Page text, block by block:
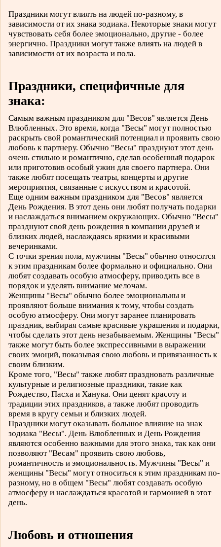
Праздники могут влиять на людей по-разному, в
зависимости от их знака зодиака. Некоторые знаки могут
чувствовать себя более эмоционально, другие - более
энергично. Праздники могут также влиять на людей в
зависимости от их возраста и пола.
Праздники, специфичные для
знака:
Самым важным праздником для "Весов" является День
Влюбленных. Это время, когда "Весы" могут полностью
раскрыть свой романтический потенциал и проявить свою
любовь к партнеру. Обычно "Весы" празднуют этот день
очень стильно и романтично, сделав особенный подарок
или приготовив особый ужин для своего партнера. Они
также любят посещать театры, концерты и другие
мероприятия, связанные с искусством и красотой.
Еще одним важным праздником для "Весов" является
День Рождения. В этот день они любят получать подарки
и наслаждаться вниманием окружающих. Обычно "Весы"
празднуют свой день рождения в компании друзей и
близких людей, наслаждаясь яркими и красивыми
вечеринками.
С точки зрения пола, мужчины "Весы" обычно относятся
к этим праздникам более формально и официально. Они
любят создавать особую атмосферу, приводить все в
порядок и уделять внимание мелочам.
Женщины "Весы" обычно более эмоциональны и
проявляют больше внимания к тому, чтобы создать
особую атмосферу. Они могут заранее планировать
праздник, выбирая самые красивые украшения и подарки,
чтобы сделать этот день незабываемым. Женщины "Весы"
также могут быть более экспрессивными в выражении
своих эмоций, показывая свою любовь и привязанность к
своим близким.
Кроме того, "Весы" также любят праздновать различные
культурные и религиозные праздники, такие как
Рождество, Пасха и Ханука. Они ценят красоту и
традиции этих праздников, а также любят проводить
время в кругу семьи и близких людей.
Праздники могут оказывать большое влияние на знак
зодиака "Весы". День Влюбленных и День Рождения
являются особенно важными для этого знака, так как они
позволяют "Весам" проявить свою любовь,
романтичность и эмоциональность. Мужчины "Весы" и
женщины "Весы" могут относиться к этим праздникам по-
разному, но в общем "Весы" любят создавать особую
атмосферу и наслаждаться красотой и гармонией в этот
день.
Любовь и отношения